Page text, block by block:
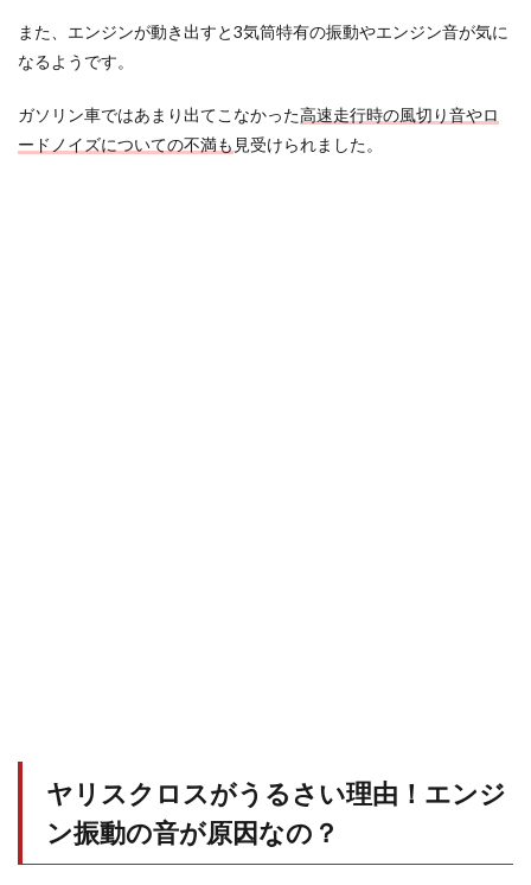
また、エンジンが動き出すと3気筒特有の振動やエンジン音が気に
なるようです。
ガソリン車ではあまり出てこなかった高速走行時の風切り音やロ
ードノイズについての不満も 見受けられました。
ヤリスクロスがうるさい理由！エンジ
ン振動の音が原因なの？